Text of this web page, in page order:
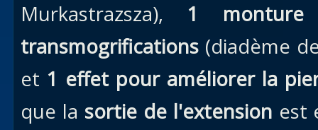
Murkastrazsza), 1 monture
transmogrifications (diadème
et 1 effet pour améliorer la
que la sortie de l'extension est